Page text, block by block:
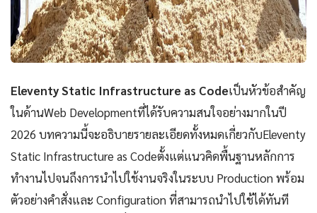
Eleventy Static Infrastructure as Codeเป็นหัวข้อสำคัญ
ในด้านWeb Developmentที่ได้รับความสนใจอย่างมากในปี
2026 บทความนี้จะอธิบายรายละเอียดทั้งหมดเกี่ยวกับEleventy
Static Infrastructure as Codeตั้งแต่แนวคิดพื้นฐานหลักการ
ทำงานไปจนถึงการนำไปใช้งานจริงในระบบ Production พร้อม
ตัวอย่างคำสั่งและ Configuration ที่สามารถนำไปใช้ได้ทันที